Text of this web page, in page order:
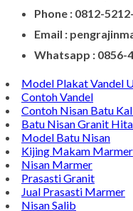
Phone : 0812-
Email :
Whatsapp : 0856-
Model Plakat Vandel
Contoh Vandel
Contoh Nisan Batu
Batu Nisan Granit
Model Batu Nisan
Kijing Makam Marmer
Nisan Marmer
Prasasti Granit
Jual Prasasti Marmer
Nisan Salib